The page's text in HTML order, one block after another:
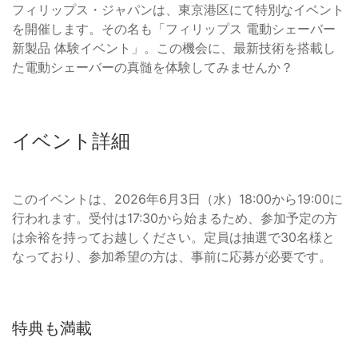
フィリップス・ジャパンは、東京港区にて特別なイベント
を開催します。その名も「フィリップス 電動シェーバー
新製品 体験イベント」。この機会に、最新技術を搭載し
た電動シェーバーの真髄を体験してみませんか？
イベント詳細
このイベントは、2026年6月3日（水）18:00から19:00に
行われます。受付は17:30から始まるため、参加予定の方
は余裕を持ってお越しください。定員は抽選で30名様と
なっており、参加希望の方は、事前に応募が必要です。
特典も満載